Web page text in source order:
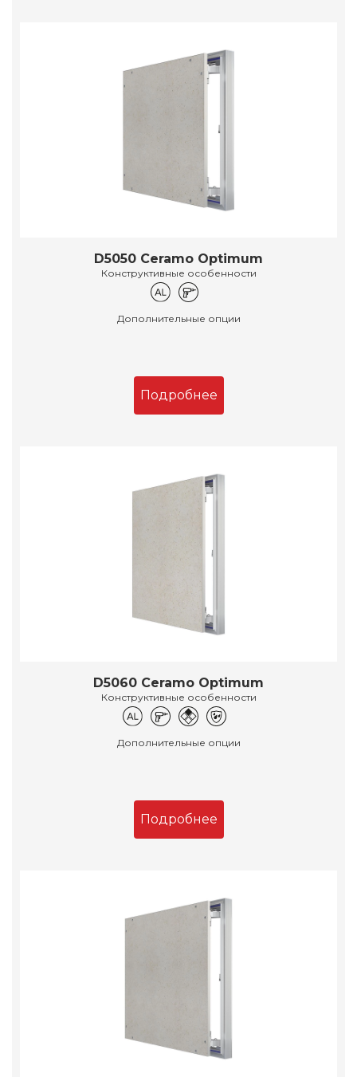
D5050 Ceramo Optimum
Конструктивные особенности
Дополнительные опции
Подробнее
D5060 Ceramo Optimum
Конструктивные особенности
Дополнительные опции
Подробнее